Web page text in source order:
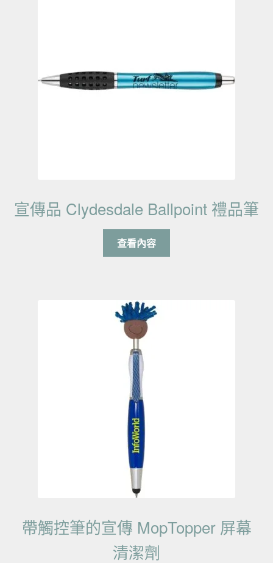
宣傳品 Clydesdale Ballpoint 禮品筆
查看內容
帶觸控筆的宣傳 MopTopper 屏幕
清潔劑